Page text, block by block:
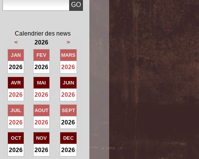
Calendrier des news
<
2026 >
JAN
2026
FEV
2026
MARS
2026
AVR
2026
MAI
2026
JUIN
2026
JUIL
2026
AOUT
2026
SEPT
2026
OCT
2026
NOV
2026
DEC
2026